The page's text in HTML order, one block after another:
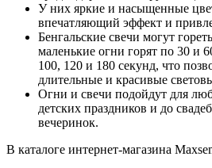
У них яркие и насыщенные
впечатляющий эффект и
Бенгальские свечи могут
маленькие огни горят по 30 и
100, 120 и 180 секунд, что
длительные и красивые
Огни и свечи подойдут для
детских праздников и до
вечеринок.
В каталоге интернет-магазина